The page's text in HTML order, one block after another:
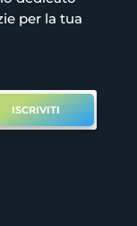
per la tua
ISCRIVITI